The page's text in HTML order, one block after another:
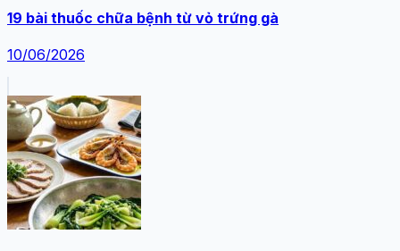
19 bài thuốc chữa bệnh từ vỏ trứng gà
10/06/2026